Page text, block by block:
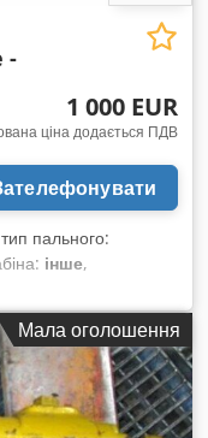
-
1 000 EUR
ціна додається ПДВ
пального:
інше,
Мала оголошення